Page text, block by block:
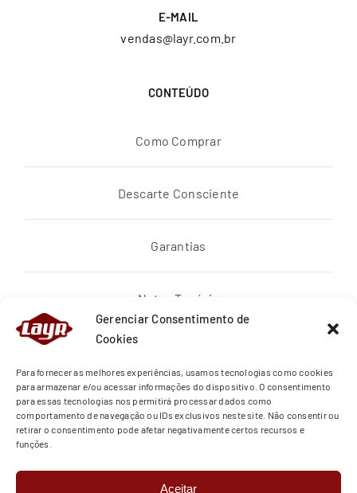
Gerenciar Consentimento de
Cookies
Para fornecer as melhores experiências, usamos tecnologias como cookies
para armazenar e/ou acessar informações do dispositivo. O consentimento
para essas tecnologias nos permitirá processar dados como
comportamento de navegação ou IDs exclusivos neste site. Não consentir ou
retirar o consentimento pode afetar negativamente certos recursos e
funções.
Aceitar
E-MAIL
vendas@layr.com.br
CONTEÚDO
Como Comprar
Descarte Consciente
Garantias
Notas Topázio
Quem Somos